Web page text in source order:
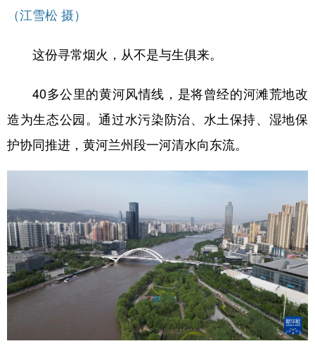
（江雪松 摄）
这份寻常烟火，从不是与生俱来。
40多公里的黄河风情线，是将曾经的河滩荒地改
造为生态公园。通过水污染防治、水土保持、湿地保
护协同推进，黄河兰州段一河清水向东流。